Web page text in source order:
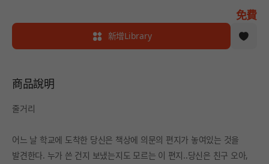
免費
新增Library
商品說明
줄거리
어느 날 학교에 도착한 당신은 책상에 의문의 편지가 놓여있는 것을
발견한다. 누가 쓴 건지 보냈는지도 모르는 이 편지..당신은 친구 오아,